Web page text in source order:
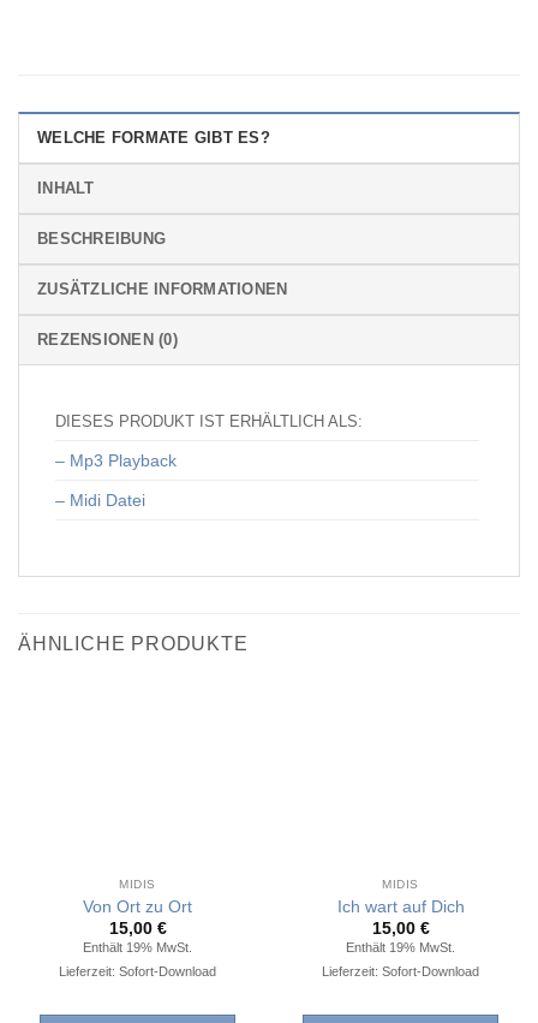
WELCHE FORMATE GIBT ES?
INHALT
BESCHREIBUNG
ZUSÄTZLICHE INFORMATIONEN
REZENSIONEN (0)
DIESES PRODUKT IST ERHÄLTLICH ALS:
– Mp3 Playback
– Midi Datei
ÄHNLICHE PRODUKTE
MIDIS
Von Ort zu Ort
15,00 €
Enthält 19% MwSt.
Lieferzeit: Sofort-Download
MIDIS
Ich wart auf Dich
15,00 €
Enthält 19% MwSt.
Lieferzeit: Sofort-Download